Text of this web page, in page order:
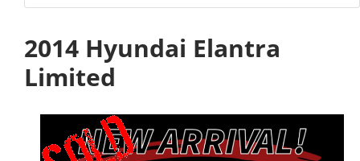
2014 Hyundai Elantra
Limited